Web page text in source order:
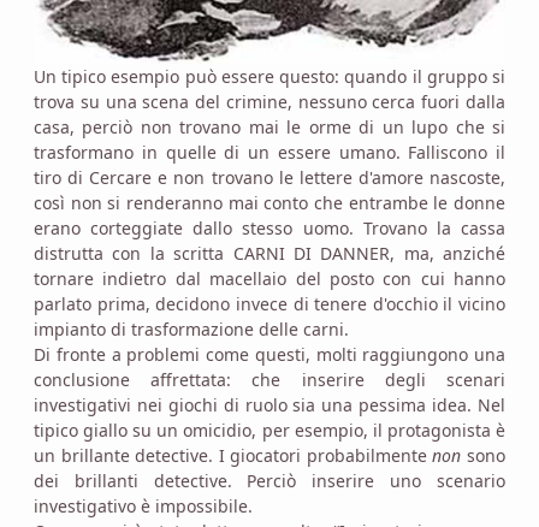
Un tipico esempio può essere questo: quando il gruppo si
trova su una scena del crimine, nessuno cerca fuori dalla
casa, perciò non trovano mai le orme di un lupo che si
trasformano in quelle di un essere umano. Falliscono il
tiro di Cercare e non trovano le lettere d'amore nascoste,
così non si renderanno mai conto che entrambe le donne
erano corteggiate dallo stesso uomo. Trovano la cassa
distrutta con la scritta CARNI DI DANNER, ma, anziché
tornare indietro dal macellaio del posto con cui hanno
parlato prima, decidono invece di tenere d'occhio il vicino
impianto di trasformazione delle carni.
Di fronte a problemi come questi, molti raggiungono una
conclusione affrettata: che inserire degli scenari
investigativi nei giochi di ruolo sia una pessima idea. Nel
tipico giallo su un omicidio, per esempio, il protagonista è
un brillante detective. I giocatori probabilmentenon sono
dei brillanti detective. Perciò inserire uno scenario
investigativo è impossibile.